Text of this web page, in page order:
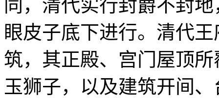
同，清代实行封爵不封
眼皮子底下进行。清代
筑，其正殿、宫门屋顶
玉狮子，以及建筑开间